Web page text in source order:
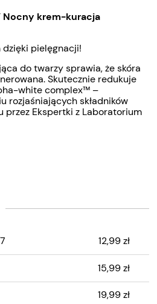
Nocny krem-kuracja
pielęgnacji!
do twarzy sprawia, że skóra
Skutecznie redukuje
white complex™ –
rozjaśniających składników
przez Ekspertki z Laboratorium
EWENTUALNYCH KOSZTÓW
12,99 zł
15,99 zł
19,99 zł